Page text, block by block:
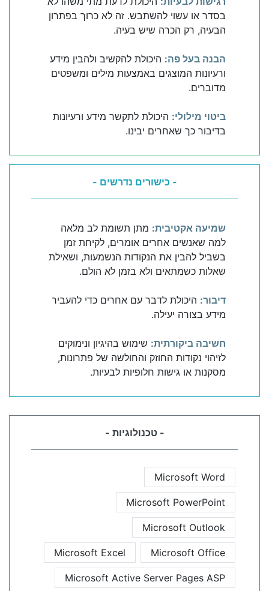
בסדר או עשוי להשתבש. זה לא כרוך בפתרון
הבעיה, רק הכרה שיש בעיה.
הבנה בעל פה: היכולת להקשיב ולהבין מידע
ורעיונות המוצגים באמצעות מילים ומשפטים
מדוברים.
ביטוי מילולי: היכולת לתקשר מידע ורעיונות
בדיבור כך שאחרים יבינו.
- כישורים נדרשים -
שמיעה אקטיבית: מתן תשומת לב מלאה
למה שאנשים אחרים אומרים, לקיחת זמן
בשביל להבין את הנקודות הנשמעות, ושאילת
שאלות כשמתאים ולא בזמן לא הולם.
דיבור: היכולת לדבר עם אחרים כדי להעביר
מידע בצורה יעילה.
חשיבה ביקורתית: שימוש בהיגיון ונימוקים
לזיהוי נקודות החוזק והחולשה של פתרונות,
מסקנות או גישות חלופיות לבעיות.
- טכנולוגיות -
Microsoft Word
Microsoft PowerPoint
Microsoft Outlook
Microsoft Office
Microsoft Excel
Microsoft Active Server Pages ASP